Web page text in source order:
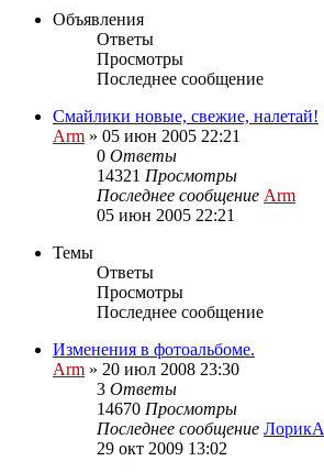
Объявления
Ответы
Просмотры
Последнее сообщение
Смайлики новые, свежие, налетай!
Arm » 05 июн 2005 22:21
0 Ответы
14321 Просмотры
Последнее сообщение Arm
05 июн 2005 22:21
Темы
Ответы
Просмотры
Последнее сообщение
Изменения в фотоальбоме.
Arm » 20 июл 2008 23:30
3 Ответы
14670 Просмотры
Последнее сообщение ЛорикА
29 окт 2009 13:02